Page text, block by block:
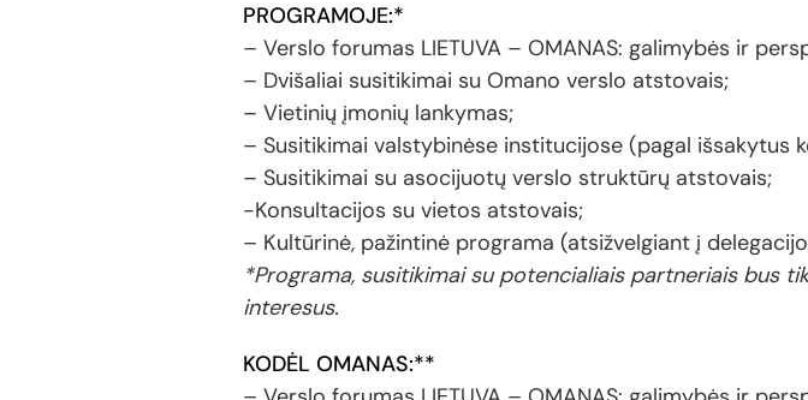
PROGRAMOJE:*
– Verslo forumas LIETUVA – OMANAS: galimybės ir
– Dvišaliai susitikimai su Omano verslo atstovais;
– Vietinių įmonių lankymas;
– Susitikimai valstybinėse institucijose (pagal išsakytus
– Susitikimai su asocijuotų verslo struktūrų atstovais;
-Konsultacijos su vietos atstovais;
– Kultūrinė, pažintinė programa (atsižvelgiant į
*Programa, susitikimai su potencialiais partneriais bus
interesus.
KODĖL OMANAS:**